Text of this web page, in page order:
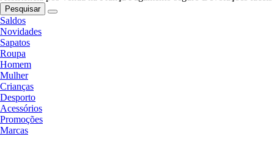
Pesquisar
Saldos
Novidades
Sapatos
Roupa
Homem
Mulher
Crianças
Desporto
Acessórios
Promoções
Marcas